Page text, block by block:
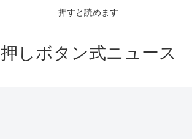
押すと読めます
押しボタン式ニュース